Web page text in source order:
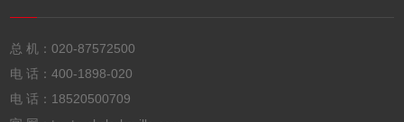
总 机：020-87572500
电 话：400-1898-020
电 话： 18520500709